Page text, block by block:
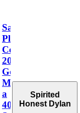
Salesforce
Plat-
Con-
201
Got
Me
a
40%
Spirited
Honest Dylan